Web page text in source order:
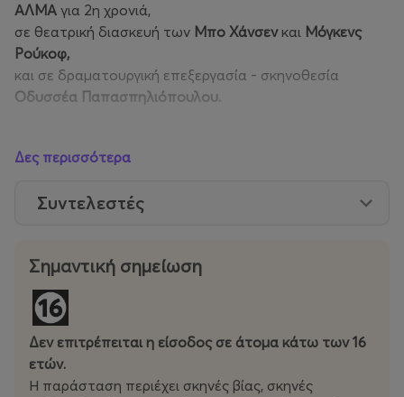
ΑΛΜΑ για 2η χρονιά,
σε θεατρική διασκευή των Μπο Χάνσεν και Μόγκενς
Ρούκοφ,
και σε δραματουργική επεξεργασία - σκηνοθεσία
Οδυσσέα Παπασπηλιόπουλου.
Αλειφερόπουλος,
Μιχάλης Αφολαγιάν, Σεμίραμις Αμπατζόγλου,
Νικόλας
ΑΛΜΑ, για να δώσουμε ζωή στην συνταρακτική ιστορία
αυτής της “γιορτής”, σε μια θεατρική απόδοση που θα
προσπαθήσει να σπάσει τα όρια της σκηνής, αλλά και
τα όρια μεταξύ θεατή και ηθοποιού, δημιουργώντας μία
πραγματική “συνάντηση”, στην οποία όλοι θα λάβουμε
μέρος.
Δες περισσότερα
Συντελεστές
Σημαντική σημείωση
Δεν επιτρέπειται η είσοδος σε άτομα κάτω των 16
ετών.
Η παράσταση περιέχει σκηνές βίας, σκηνές